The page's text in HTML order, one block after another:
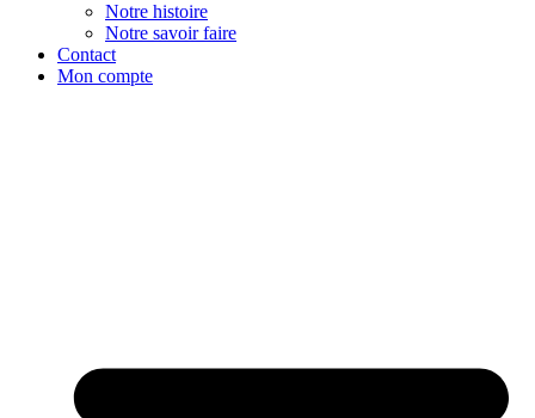
Notre histoire
Notre savoir faire
Contact
Mon compte